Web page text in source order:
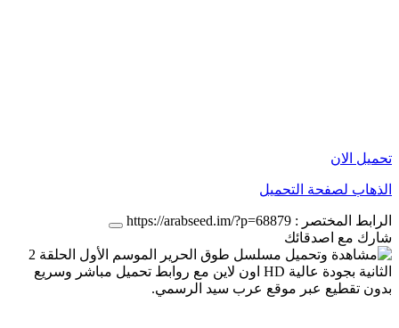
تحميل الان
الذهاب لصفحة التحميل
الرابط المختصر : https://arabseed.im/?p=68879
شارك مع اصدقائك